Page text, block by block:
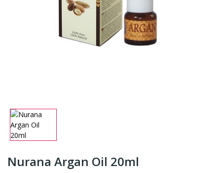
Nurana Argan Oil 20ml